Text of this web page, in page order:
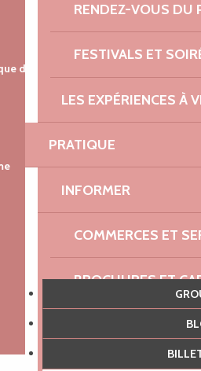
RENDEZ-VOUS DU
FESTIVALS ET
LES EXPÉRIENCES À
PRATIQUE
INFORMER
COMMERCES ET
BROCHURES ET
de confidentialité